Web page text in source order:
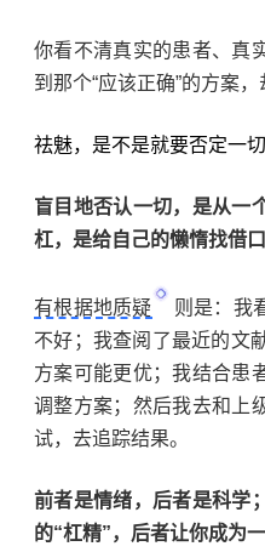
你看不清真实的患者、真
到那个“应该正确”的方案，
祛魅，是不是就要否定一切
盲目地否认一切，是从一
杠，是给自己的懒惰找借口
有根据地质疑
则是：我
不好；我查阅了最近的文
方案可能更优；我结合患
调整方案；然后我去和上
试，去追踪结果。
前者是情绪，后者是科学
的“杠精”，后者让你成为